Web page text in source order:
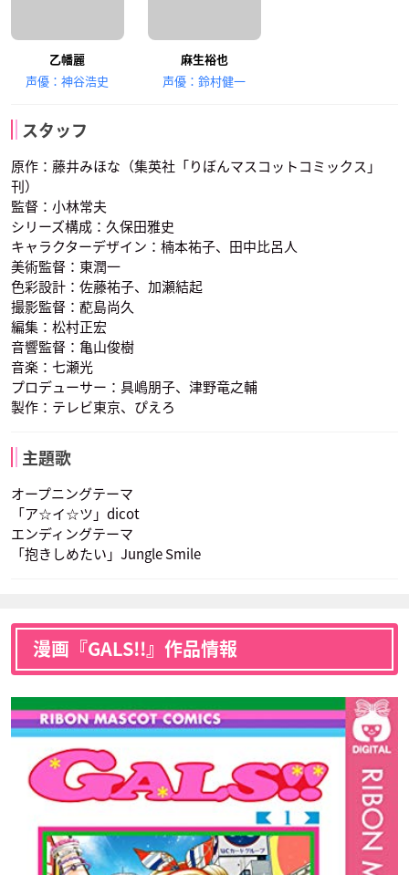
乙幡麗
声優：神谷浩史
麻生裕也
声優：鈴村健一
スタッフ
原作：藤井みほな（集英社「りぼんマスコットコミックス」
刊）
監督：小林常夫
シリーズ構成：久保田雅史
キャラクターデザイン：楠本祐子、田中比呂人
美術監督：東潤一
色彩設計：佐藤祐子、加瀬結起
撮影監督：蓜島尚久
編集：松村正宏
音響監督：亀山俊樹
音楽：七瀬光
プロデューサー：具嶋朋子、津野竜之輔
製作：テレビ東京、ぴえろ
主題歌
オープニングテーマ
「ア☆イ☆ツ」dicot
エンディングテーマ
「抱きしめたい」Jungle Smile
漫画『GALS!!』作品情報